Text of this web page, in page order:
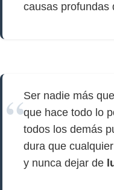
causas profundas
Ser nadie más
que hace todo lo
todos los demás
dura que
y nunca dejar de